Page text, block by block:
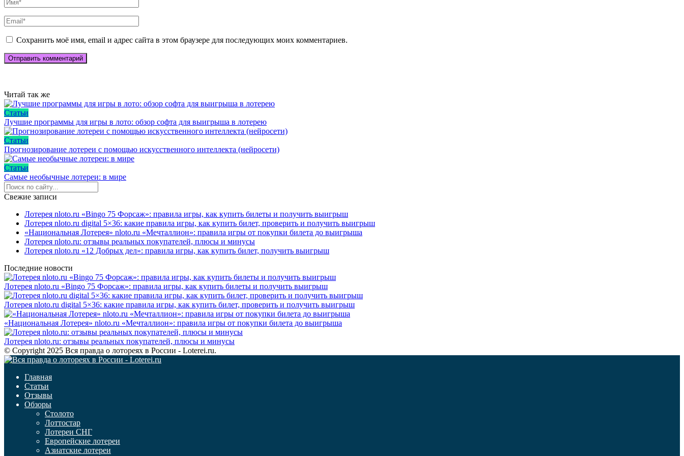
Сохранить моё имя, email и адрес сайта в этом браузере для последующих моих комментариев.
Читай так же
Статьи
Лучшие программы для игры в лото: обзор софта для выигрыша в лотерею
Статьи
Прогнозирование лотереи с помощью искусственного интеллекта (нейросети)
Статьи
Самые необычные лотереи: в мире
Свежие записи
Лотерея nloto.ru «Bingo 75 Форсаж»: правила игры, как купить билеты и получить выигрыш
Лотерея nloto.ru digital 5×36: какие правила игры, как купить билет, проверить и получить выигрыш
«Национальная Лотерея» nloto.ru «Мечталлион»: правила игры от покупки билета до выигрыша
Лотерея nloto.ru: отзывы реальных покупателей, плюсы и минусы
Лотерея nloto.ru «12 Добрых дел»: правила игры, как купить билет, получить выигрыш
Последние новости
Лотерея nloto.ru «Bingo 75 Форсаж»: правила игры, как купить билеты и получить выигрыш
Лотерея nloto.ru digital 5×36: какие правила игры, как купить билет, проверить и получить выигрыш
«Национальная Лотерея» nloto.ru «Мечталлион»: правила игры от покупки билета до выигрыша
Лотерея nloto.ru: отзывы реальных покупателей, плюсы и минусы
© Copyright 2025 Вся правда о лотореях в России - Loterei.ru.
Главная
Статьи
Отзывы
Обзоры
Столото
Лоттостар
Лотереи СНГ
Европейские лотереи
Азиатские лотереи